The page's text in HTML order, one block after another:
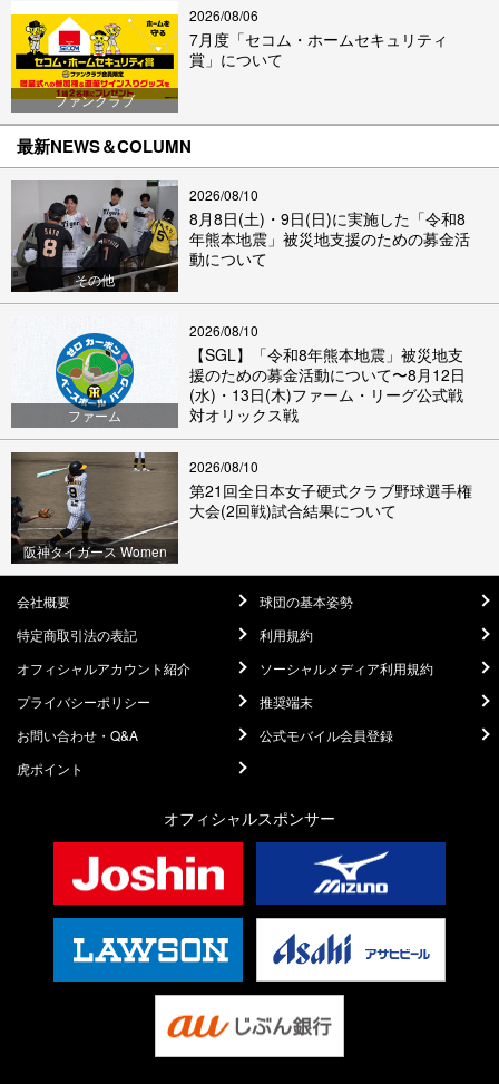
ファンクラブ
2026/08/06
7月度「セコム・ホームセキュリティ
賞」について
最新NEWS＆COLUMN
その他
2026/08/10
8月8日(土)・9日(日)に実施した「令和8
年熊本地震」被災地支援のための募金活
動について
ファーム
2026/08/10
【SGL】「令和8年熊本地震」被災地支
援のための募金活動について〜8月12日
(水)・13日(木)ファーム・リーグ公式戦
対オリックス戦
阪神タイガース Women
2026/08/10
第21回全日本女子硬式クラブ野球選手権
大会(2回戦)試合結果について
会社概要
球団の基本姿勢
特定商取引法の表記
利用規約
オフィシャルアカウント紹介
ソーシャルメディア利用規約
プライバシーポリシー
推奨端末
お問い合わせ・Q&A
公式モバイル会員登録
虎ポイント
オフィシャルスポンサー